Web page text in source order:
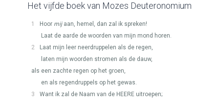
Het vijfde boek van Mozes Deuteronomium
1 Hoor mijaan, hemel, dan zal ik spreken!
Laat de aarde de woorden van mijn mond horen.
2
Laat mijn leer neerdruppelen als de regen,
laten mijn woorden stromen als de dauw,
als een zachte regen op het groen,
en als regendruppels op het gewas.
3
Want ik zal de Naam van de HEERE uitroepen;